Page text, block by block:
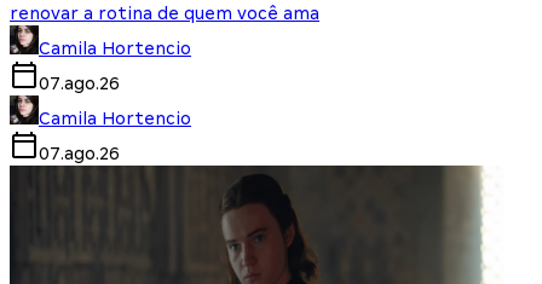
renovar a rotina de quem você ama
Camila Hortencio
07.ago.26
Camila Hortencio
07.ago.26